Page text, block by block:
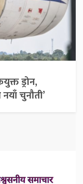
ड्रोन,
चुनौती’